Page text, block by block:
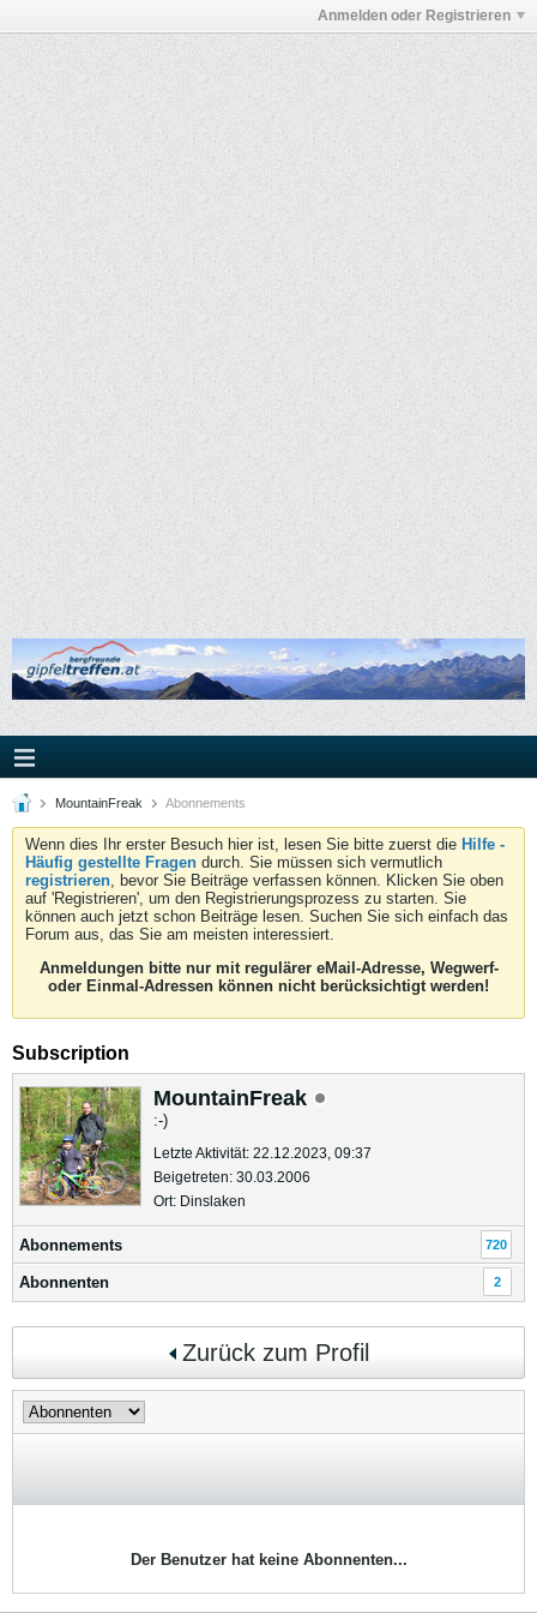
Anmelden oder Registrieren
MountainFreak Abonnements
Wenn dies Ihr erster Besuch hier ist, lesen Sie bitte zuerst die Hilfe -
Häufig gestellte Fragen durch. Sie müssen sich vermutlich
registrieren, bevor Sie Beiträge verfassen können. Klicken Sie oben
auf 'Registrieren', um den Registrierungsprozess zu starten. Sie
können auch jetzt schon Beiträge lesen. Suchen Sie sich einfach das
Forum aus, das Sie am meisten interessiert.
Anmeldungen bitte nur mit regulärer eMail-Adresse, Wegwerf-
oder Einmal-Adressen können nicht berücksichtigt werden!
Subscription
MountainFreak
:-)
Letzte Aktivität: 22.12.2023, 09:37
Beigetreten: 30.03.2006
Ort: Dinslaken
Abonnements 720
Abonnenten 2
Zurück zum Profil
Der Benutzer hat keine Abonnenten...